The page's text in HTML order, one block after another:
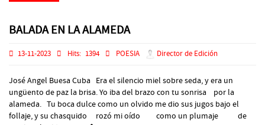
BALADA EN LA ALAMEDA
13-11-2023 Hits: 1394 POESIA Director de Edición
José Angel Buesa Cuba Era el silencio miel sobre seda, y era un
ungüento de paz la brisa. Yo iba del brazo con tu sonrisa por la
alameda. Tu boca dulce como un olvido me dio sus jugos bajo el
follaje, y su chasquido rozó mi oído como un plumaje de